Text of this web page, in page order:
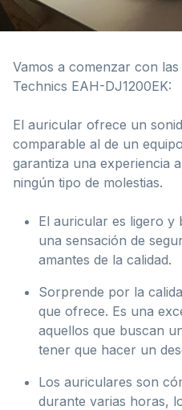
Vamos a comenzar con
Technics EAH-DJ1200EK:
El auricular ofrece un
comparable al de un
garantiza una experiencia
ningún tipo de molestias.
El auricular es ligero
una sensación de
amantes de la calidad.
Sorprende por la
que ofrece. Es una
aquellos que buscan
tener que hacer un
Los auriculares son
durante varias horas,